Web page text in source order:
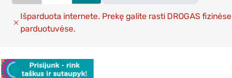
Išparduota internete. Prekę galite rasti DROGAS fizinėse
parduotuvėse.